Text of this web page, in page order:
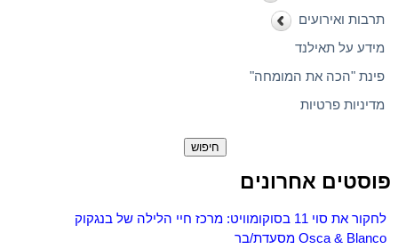
תרבות ואירועים
מידע על תאילנד
פינת "הכה את המומחה"
מדיניות פרטיות
פוסטים אחרונים
לחקור את סוי 11 בסוקומוויט: מרכז חיי הלילה של בנגקוק
Osca & Blanco מסעדת/בר